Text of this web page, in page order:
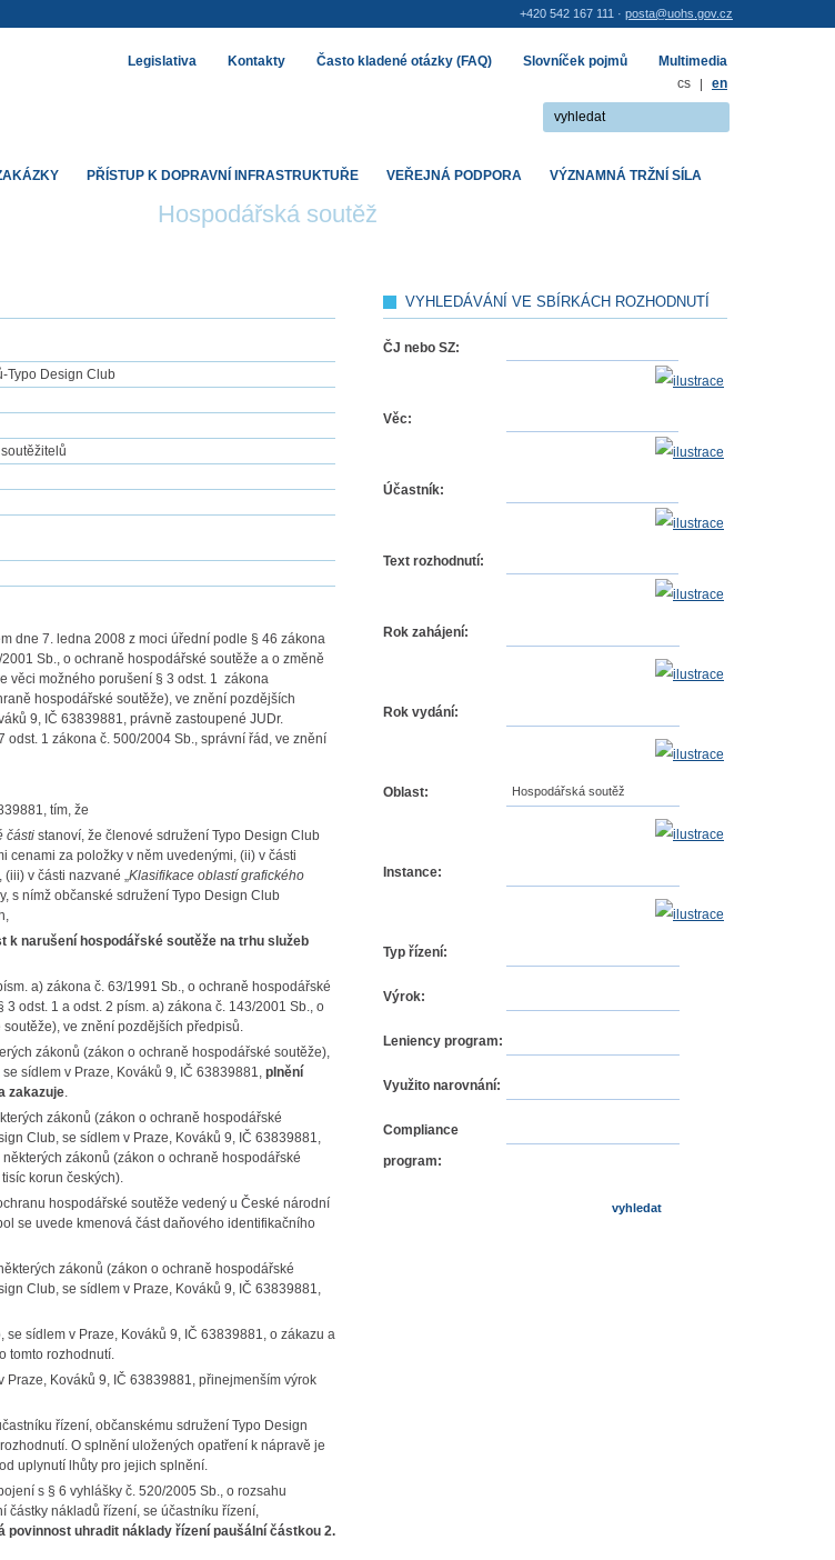
Hospodářská soutěž
Typo Design Club
dne 7. ledna 2008 z moci úřední podle § 46 zákona
Sb., o ochraně hospodářské soutěže a o změně
věci možného porušení § 3 odst. 1 zákona
hospodářské soutěže), ve znění pozdějších
9, IČ 63839881, právně zastoupené JUDr.
1 zákona č. 500/2004 Sb., správní řád, ve znění
tím, že
části stanoví, že členové sdružení Typo Design Club
cenami za položky v něm uvedenými, (ii) v části
v části nazvané „Klasifikace oblastí grafického
s nímž občanské sdružení Typo Design Club
k narušení hospodářské soutěže na trhu služeb
a) zákona č. 63/1991 Sb., o ochraně hospodářské
odst. 1 a odst. 2 písm. a) zákona č. 143/2001 Sb., o
ve znění pozdějších předpisů.
zákonů (zákon o ochraně hospodářské soutěže),
sídlem v Praze, Kováků 9, IČ 63839881, plnění
zakazuje.
zákonů (zákon o ochraně hospodářské
Club, se sídlem v Praze, Kováků 9, IČ 63839881,
zákonů (zákon o ochraně hospodářské
korun českých).
hospodářské soutěže vedený u České národní
se uvede kmenová část daňového identifikačního
zákonů (zákon o ochraně hospodářské
Club, se sídlem v Praze, Kováků 9, IČ 63839881,
sídlem v Praze, Kováků 9, IČ 63839881, o zákazu a
tomto rozhodnutí.
Kováků 9, IČ 63839881, přinejmenším výrok
řízení, občanskému sdružení Typo Design
O splnění uložených opatření k nápravě je
uplynutí lhůty pro jejich splnění.
s § 6 vyhlášky č. 520/2005 Sb., o rozsahu
částky nákladů řízení, se účastníku řízení,
povinnost uhradit náklady řízení paušální částkou 2.
VYHLEDÁVÁNÍ VE SBÍRKÁCH ROZHODNUTÍ
ČJ nebo SZ:
Věc:
Účastník:
Text rozhodnutí:
Rok zahájení:
Rok vydání:
Oblast: Hospodářská soutěž
Instance:
Typ řízení:
Výrok:
Leniency program:
Využito narovnání:
Compliance
program:
PŘÍSTUP K DOPRAVNÍ INFRASTRUKTUŘE VEŘEJNÁ PODPORA VÝZNAMNÁ TRŽNÍ SÍLA
Legislativa Kontakty Často kladené otázky (FAQ) Slovníček pojmů
Multimedia
cs
| en
+420 542 167 111 · posta@uohs.gov.cz